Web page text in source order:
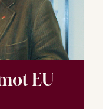
EU